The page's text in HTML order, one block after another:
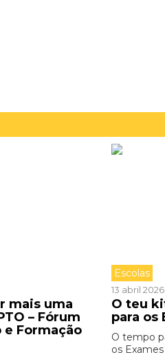
mais uma
– Fórum
e Formação
Escolas
13 abril 2026
O teu
para os
O tempo
os